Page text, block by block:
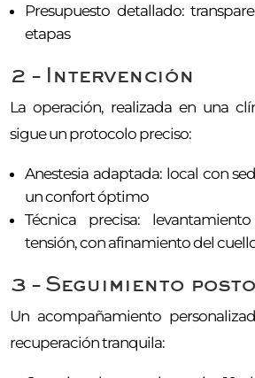
Presupuesto detallado:
etapas
2 – Intervención
La operación, realizada en una
sigue un protocolo preciso:
Anestesia adaptada: local con
un confort óptimo
Técnica precisa:
tensión, con afinamiento del
3 – Seguimiento
Un acompañamiento
recuperación tranquila: